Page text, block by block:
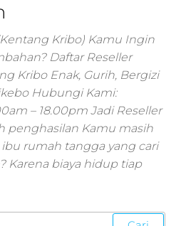
smm,media
digital,jasa digital
marketing
terbaik,marketing
online offline,jasa
digital marketing
murah,marketing
digital
page marketing
umkm,digital
Kribo) Kamu Ingin
Daftar Reseller
Kribo Enak, Gurih, Bergizi
Hubungi Kami:
– 18.00pm Jadi Reseller
penghasilan Kamu masih
ibu rumah tangga yang cari
Karena biaya hidup tiap